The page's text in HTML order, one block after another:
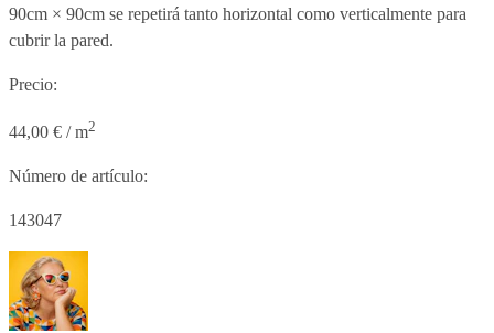
90cm × 90cm se repetirá tanto horizontal como verticalmente para
cubrir la pared.
Precio:
44,00 € / m2
Número de artículo:
143047